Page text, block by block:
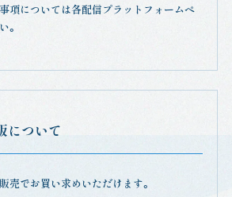
項については各配信プラットフォームペ
。
について
売でお買い求めいただけます。